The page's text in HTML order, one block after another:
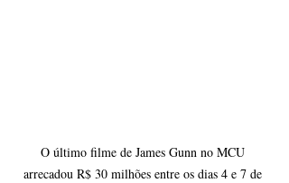
O último filme de James Gunn no MCU
arrecadou R$ 30 milhões entre os dias 4 e 7 de